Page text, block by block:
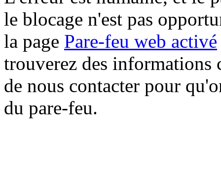
le blocage n'est pas
la page Pare-feu web activé
trouverez des informations
de nous contacter pour
du pare-feu.